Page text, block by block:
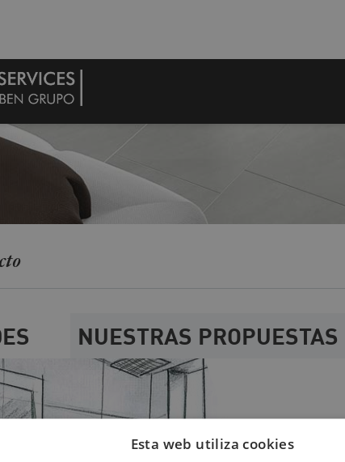
NUESTRAS PROPUESTAS
Esta web utiliza cookies